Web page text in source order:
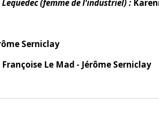
Lequedec (femme de l'industriel) :
Serniclay
Françoise Le Mad - Jérôme Serniclay